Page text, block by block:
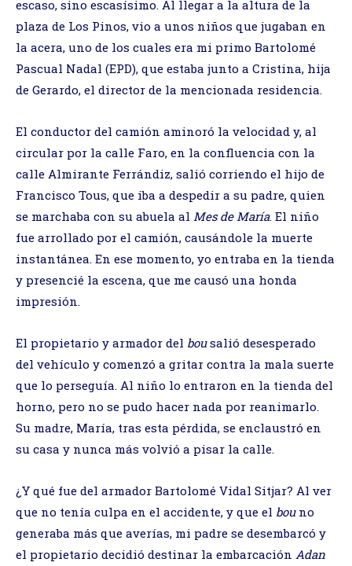
escaso, sino escasísimo. Al llegar a la altura de la
plaza de Los Pinos, vio a unos niños que jugaban en
la acera, uno de los cuales era mi primo Bartolomé
Pascual Nadal (EPD), que estaba junto a Cristina, hija
de Gerardo, el director de la mencionada residencia.
El conductor del camión aminoró la velocidad y, al
circular por la calle Faro, en la confluencia con la
calle Almirante Ferrándiz, salió corriendo el hijo de
Francisco Tous, que iba a despedir a su padre, quien
se marchaba con su abuela al Mes de María. El niño
fue arrollado por el camión, causándole la muerte
instantánea. En ese momento, yo entraba en la tienda
y presencié la escena, que me causó una honda
impresión.
El propietario y armador del bousalió desesperado
del vehículo y comenzó a gritar contra la mala suerte
que lo perseguía. Al niño lo entraron en la tienda del
horno, pero no se pudo hacer nada por reanimarlo.
Su madre, María, tras esta pérdida, se enclaustró en
su casa y nunca más volvió a pisar la calle.
¿Y qué fue del armador Bartolomé Vidal Sitjar? Al ver
que no tenía culpa en el accidente, y que el bouno
generaba más que averías, mi padre se desembarcó y
el propietario decidió destinar la embarcación Adan